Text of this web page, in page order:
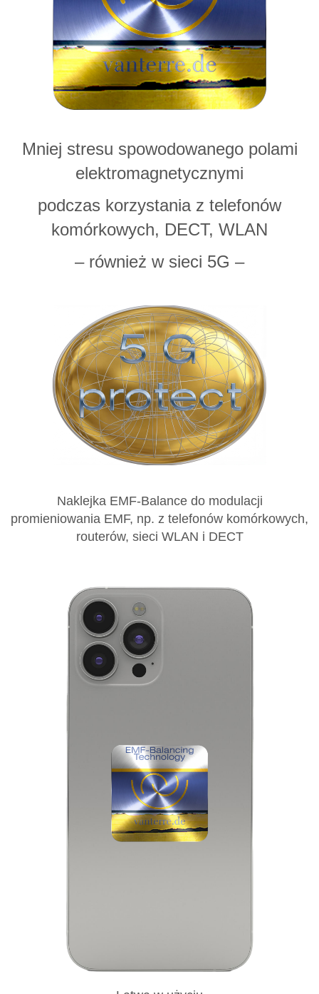
Mniej stresu spowodowanego polami
elektromagnetycznymi
podczas korzystania z telefonów
komórkowych, DECT, WLAN
– również w sieci 5G –
Naklejka EMF-Balance do modulacji
promieniowania EMF, np. z telefonów komórkowych,
routerów, sieci WLAN i DECT